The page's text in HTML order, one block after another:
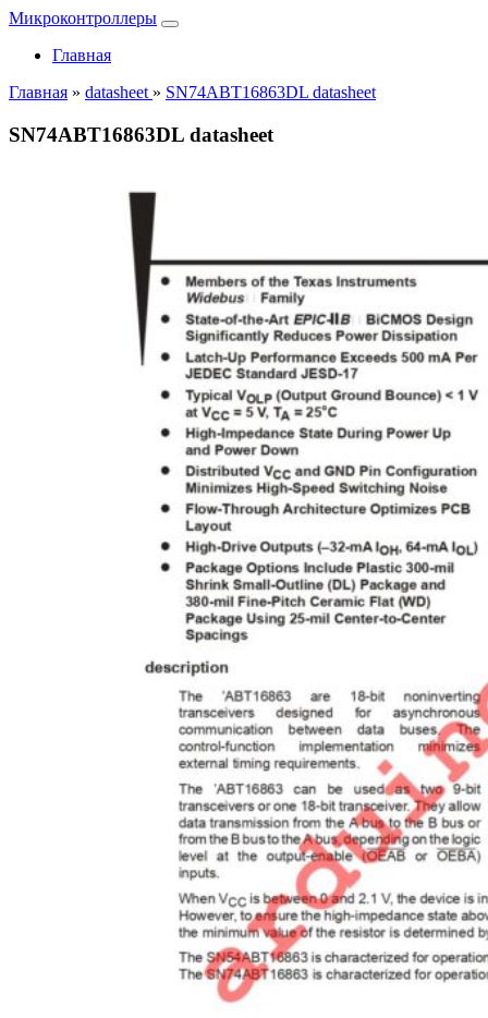
Микроконтроллеры
Главная
Главная » datasheet » SN74ABT16863DL datasheet
SN74ABT16863DL datasheet